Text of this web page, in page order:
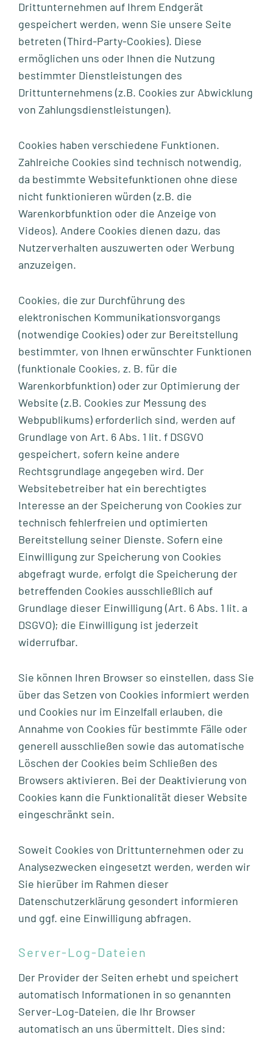
Drittunternehmen auf Ihrem Endgerät
gespeichert werden, wenn Sie unsere Seite
betreten (Third-Party-Cookies). Diese
ermöglichen uns oder Ihnen die Nutzung
bestimmter Dienstleistungen des
Drittunternehmens (z.B. Cookies zur Abwicklung
von Zahlungsdienstleistungen).
Cookies haben verschiedene Funktionen.
Zahlreiche Cookies sind technisch notwendig,
da bestimmte Websitefunktionen ohne diese
nicht funktionieren würden (z.B. die
Warenkorbfunktion oder die Anzeige von
Videos). Andere Cookies dienen dazu, das
Nutzerverhalten auszuwerten oder Werbung
anzuzeigen.
Cookies, die zur Durchführung des
elektronischen Kommunikationsvorgangs
(notwendige Cookies) oder zur Bereitstellung
bestimmter, von Ihnen erwünschter Funktionen
(funktionale Cookies, z. B. für die
Warenkorbfunktion) oder zur Optimierung der
Website (z.B. Cookies zur Messung des
Webpublikums) erforderlich sind, werden auf
Grundlage von Art. 6 Abs. 1 lit. f DSGVO
gespeichert, sofern keine andere
Rechtsgrundlage angegeben wird. Der
Websitebetreiber hat ein berechtigtes
Interesse an der Speicherung von Cookies zur
technisch fehlerfreien und optimierten
Bereitstellung seiner Dienste. Sofern eine
Einwilligung zur Speicherung von Cookies
abgefragt wurde, erfolgt die Speicherung der
betreffenden Cookies ausschließlich auf
Grundlage dieser Einwilligung (Art. 6 Abs. 1 lit. a
DSGVO); die Einwilligung ist jederzeit
widerrufbar.
Sie können Ihren Browser so einstellen, dass Sie
über das Setzen von Cookies informiert werden
und Cookies nur im Einzelfall erlauben, die
Annahme von Cookies für bestimmte Fälle oder
generell ausschließen sowie das automatische
Löschen der Cookies beim Schließen des
Browsers aktivieren. Bei der Deaktivierung von
Cookies kann die Funktionalität dieser Website
eingeschränkt sein.
Soweit Cookies von Drittunternehmen oder zu
Analysezwecken eingesetzt werden, werden wir
Sie hierüber im Rahmen dieser
Datenschutzerklärung gesondert informieren
und ggf. eine Einwilligung abfragen.
Server-Log-Dateien
Der Provider der Seiten erhebt und speichert
automatisch Informationen in so genannten
Server-Log-Dateien, die Ihr Browser
automatisch an uns übermittelt. Dies sind: